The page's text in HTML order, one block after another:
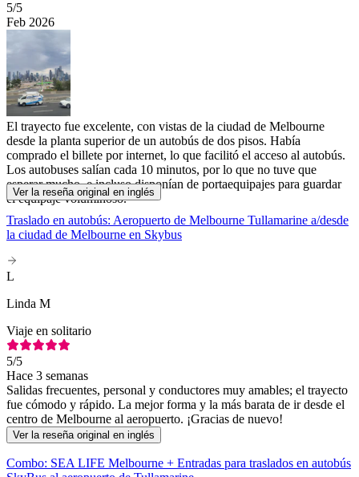
5/5
Feb 2026
El trayecto fue excelente, con vistas de la ciudad de Melbourne
desde la planta superior de un autobús de dos pisos. Había
comprado el billete por internet, lo que facilitó el acceso al autobús.
Los autobuses salían cada 10 minutos, por lo que no tuve que
esperar mucho, e incluso disponían de portaequipajes para guardar
el equipaje voluminoso.
Ver la reseña original en inglés
Traslado en autobús: Aeropuerto de Melbourne Tullamarine a/desde
la ciudad de Melbourne en Skybus
L
Linda M
Viaje en solitario
5/5
Hace 3 semanas
Salidas frecuentes, personal y conductores muy amables; el trayecto
fue cómodo y rápido. La mejor forma y la más barata de ir desde el
centro de Melbourne al aeropuerto. ¡Gracias de nuevo!
Ver la reseña original en inglés
Combo: SEA LIFE Melbourne + Entradas para traslados en autobús